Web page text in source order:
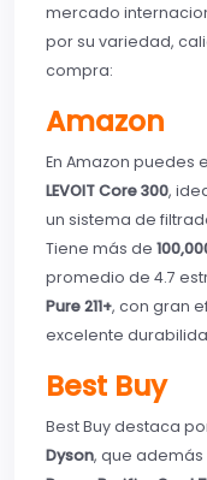
mercado
por su variedad,
compra:
Amazon
En Amazon
LEVOIT Core 300,
un sistema de
Tiene más de
promedio de 4.7
Pure 211+, con gran
excelente
Best Buy
Best Buy destaca
Dyson, que además